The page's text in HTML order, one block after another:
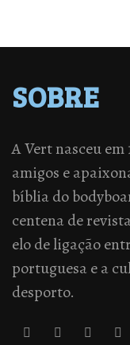
SOBRE
A Vert nasceu
amigos e
bíblia do
centena de
elo de ligação
portuguesa e a
desporto.